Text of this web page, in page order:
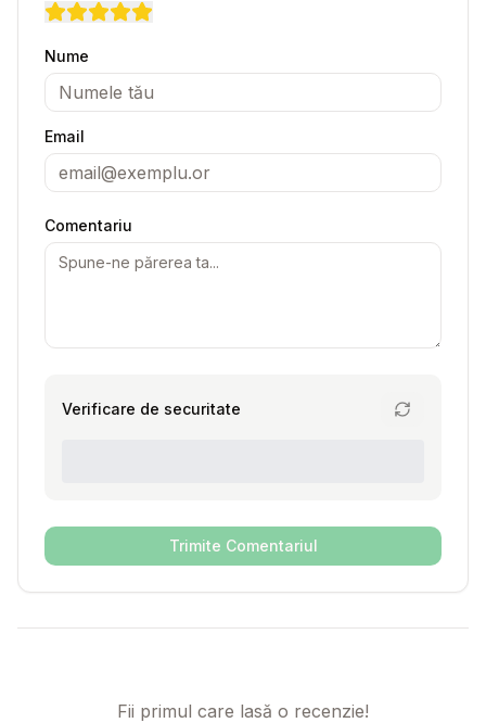
Nume
Email
Comentariu
Verificare de securitate
Trimite Comentariul
Fii primul care lasă o recenzie!